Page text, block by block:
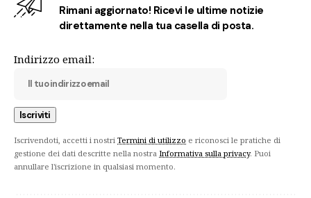
Rimani aggiornato! Ricevi le ultime notizie
direttamente nella tua casella di posta.
Indirizzo email:
Iscrivendoti, accetti i nostri Termini di utilizzo e riconosci le pratiche di
gestione dei dati descritte nella nostra Informativa sulla privacy. Puoi
annullare l'iscrizione in qualsiasi momento.